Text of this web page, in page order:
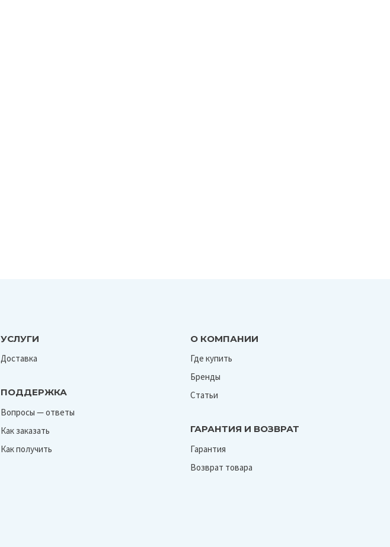
УСЛУГИ
Доставка
ПОДДЕРЖКА
Вопросы — ответы
Как заказать
Как получить
О КОМПАНИИ
Где купить
Бренды
Статьи
ГАРАНТИЯ И ВОЗВРАТ
Гарантия
Возврат товара